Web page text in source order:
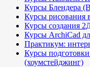
Курсы Блендера
Курсы рисования
Курсы создания
Курсы ArchiCad
Практикум:
Курсы
(хоумстейджинг)